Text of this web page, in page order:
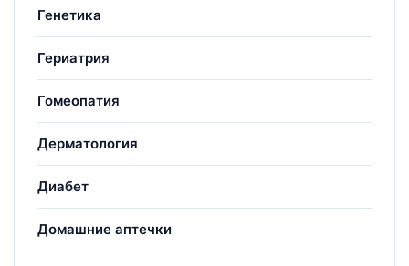
Генетика
Гериатрия
Гомеопатия
Дерматология
Диабет
Домашние аптечки